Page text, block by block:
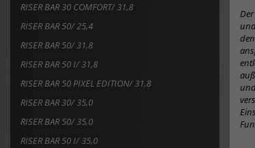
RISER BAR 30 COMFORT/ 31,8
RISER BAR 50/ 25,4
RISER BAR 50/ 31,8
RISER BAR 50 I/ 31,8
RISER BAR 50 PIXEL EDITION/ 31,8
RISER BAR 30/ 35,0
RISER BAR 50/ 35,0
RISER BAR 50 I/ 35,0